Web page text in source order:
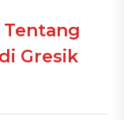
Gresik